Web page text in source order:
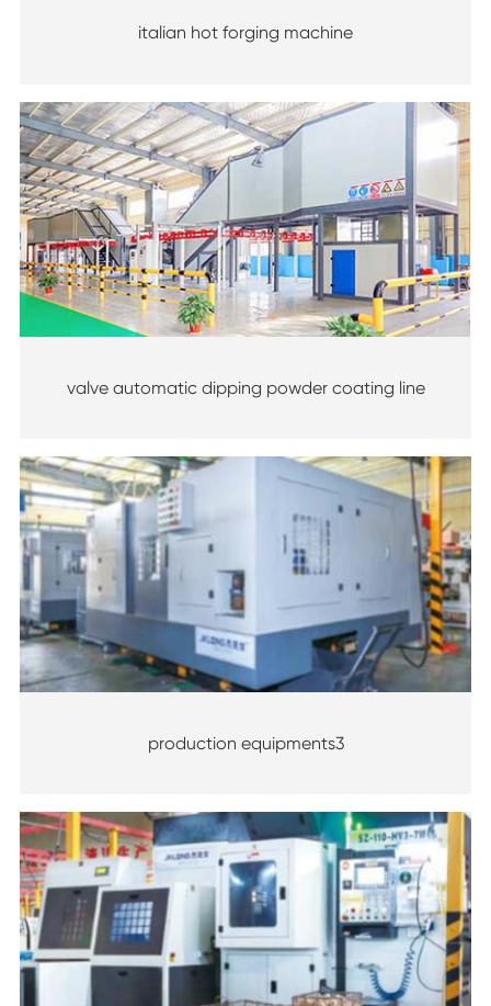
italian hot forging machine
valve automatic dipping powder coating line
production equipments3